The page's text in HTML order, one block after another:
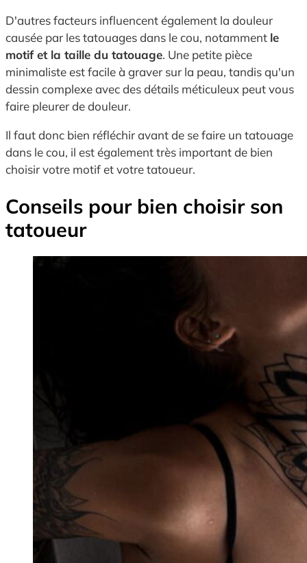
D'autres facteurs influencent également la douleur
causée par les tatouages dans le cou, notamment le
motif et la taille du tatouage. Une petite pièce
minimaliste est facile à graver sur la peau, tandis qu'un
dessin complexe avec des détails méticuleux peut vous
faire pleurer de douleur.
Il faut donc bien réfléchir avant de se faire un tatouage
dans le cou, il est également très important de bien
choisir votre motif et votre tatoueur.
Conseils pour bien choisir son
tatoueur